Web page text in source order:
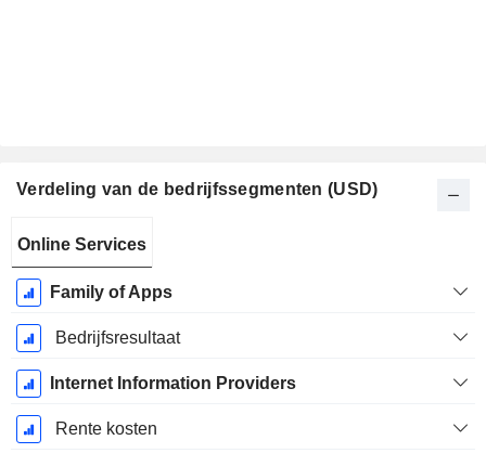
Verdeling van de bedrijfssegmenten (USD)
boekjaar:
December
Online Services
Family of Apps
Bedrijfsresultaat
Internet Information Providers
Rente kosten